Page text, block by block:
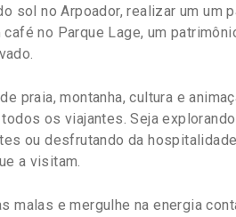
sol no Arpoador, realizar um um
no Parque Lage, um
praia, montanha, cultura e
os viajantes. Seja
ou desfrutando da
a visitam.
malas e mergulhe na energia